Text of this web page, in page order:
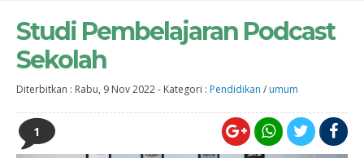
Studi Pembelajaran Podcast
Sekolah
Diterbitkan : Rabu, 9 Nov 2022- Kategori : Pendidikan / umum
1